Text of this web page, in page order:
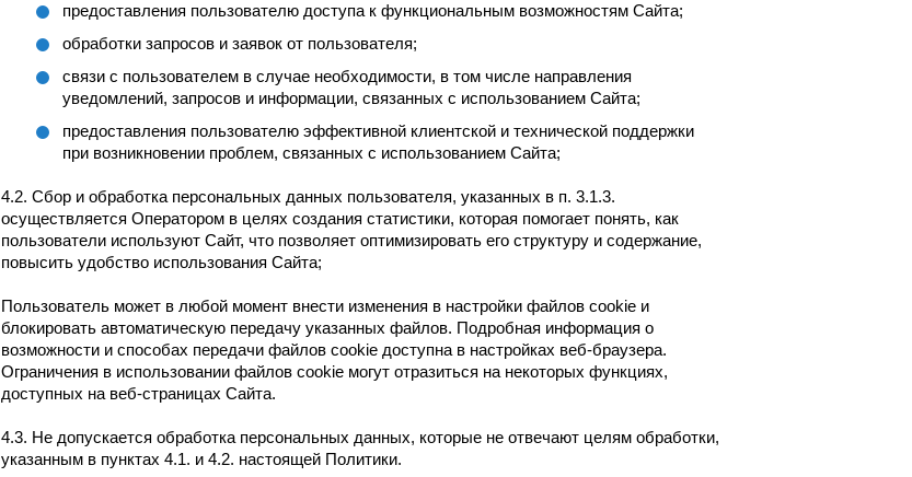
предоставления пользователю доступа к функциональным возможностям Сайта;
обработки запросов и заявок от пользователя;
связи с пользователем в случае необходимости, в том числе направления
уведомлений, запросов и информации, связанных с использованием Сайта;
предоставления пользователю эффективной клиентской и технической поддержки
при возникновении проблем, связанных с использованием Сайта;
4.2. Сбор и обработка персональных данных пользователя, указанных в п. 3.1.3.
осуществляется Оператором в целях создания статистики, которая помогает понять, как
пользователи используют Сайт, что позволяет оптимизировать его структуру и содержание,
повысить удобство использования Сайта;
Пользователь может в любой момент внести изменения в настройки файлов cookie и
блокировать автоматическую передачу указанных файлов. Подробная информация о
возможности и способах передачи файлов cookie доступна в настройках веб-браузера.
Ограничения в использовании файлов cookie могут отразиться на некоторых функциях,
доступных на веб-страницах Сайта.
4.3. Не допускается обработка персональных данных, которые не отвечают целям обработки,
указанным в пунктах 4.1. и 4.2. настоящей Политики.